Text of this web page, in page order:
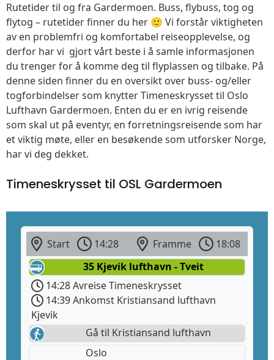
Rutetider til og fra Gardermoen. Buss, flybuss, tog og
flytog – rutetider finner du her 🙂 Vi forstår viktigheten
av en problemfri og komfortabel reiseopplevelse, og
derfor har vi gjort vårt beste i å samle informasjonen
du trenger for å komme deg til flyplassen og tilbake. På
denne siden finner du en oversikt over buss- og/eller
togforbindelser som knytter Timeneskrysset til Oslo
Lufthavn Gardermoen. Enten du er en ivrig reisende
som skal ut på eventyr, en forretningsreisende som har
et viktig møte, eller en besøkende som utforsker Norge,
har vi deg dekket.
Timeneskrysset til OSL Gardermoen
Start 14:28 Framme
18:08
35 Kjevik lufthavn - Tveit
14:28 Avreise Timeneskrysset
14:39 Ankomst Kristiansand lufthavn
Kjevik
Gå til Kristiansand lufthavn
Oslo